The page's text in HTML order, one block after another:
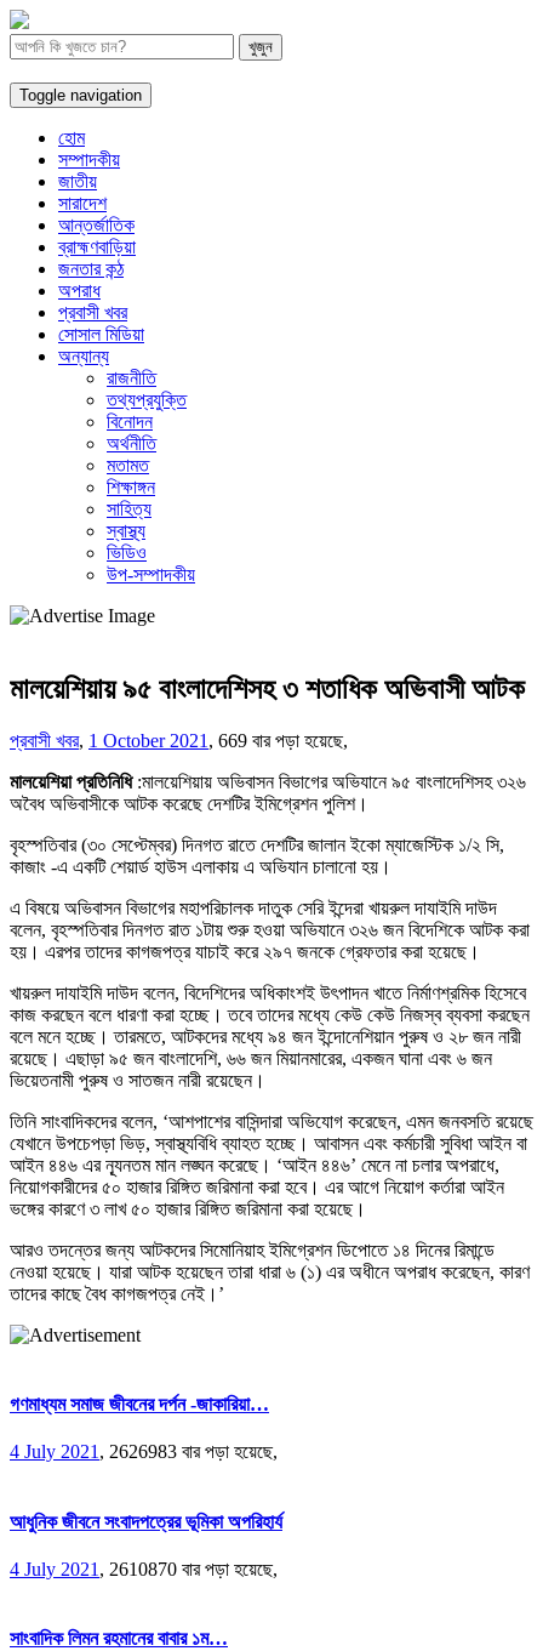
Toggle navigation
হোম
সম্পাদকীয়
জাতীয়
সারাদেশ
আন্তর্জাতিক
ব্রাহ্মণবাড়িয়া
জনতার কন্ঠ
অপরাধ
প্রবাসী খবর
সোসাল মিডিয়া
অন্যান্য
রাজনীতি
তথ্যপ্রযুক্তি
বিনোদন
অর্থনীতি
মতামত
শিক্ষাঙ্গন
সাহিত্য
স্বাস্থ্য
ভিডিও
উপ-সম্পাদকীয়
মালয়েশিয়ায় ৯৫ বাংলাদেশিসহ ৩ শতাধিক অভিবাসী আটক
প্রবাসী খবর, 1 October 2021 , 669 বার পড়া হয়েছে,
মালয়েশিয়া প্রতিনিধি:মালয়েশিয়ায় অভিবাসন বিভাগের অভিযানে ৯৫ বাংলাদেশিসহ ৩২৬
অবৈধ অভিবাসীকে আটক করেছে দেশটির ইমিগ্রেশন পুলিশ।
বৃহস্পতিবার (৩০ সেপ্টেম্বর) দিনগত রাতে দেশটির জালান ইকো ম্যাজেস্টিক ১/২ সি,
কাজাং -এ একটি শেয়ার্ড হাউস এলাকায় এ অভিযান চালানো হয়।
এ বিষয়ে অভিবাসন বিভাগের মহাপরিচালক দাতুক সেরি ইন্দেরা খায়রুল দাযাইমি দাউদ
বলেন, বৃহস্পতিবার দিনগত রাত ১টায় শুরু হওয়া অভিযানে ৩২৬ জন বিদেশিকে আটক করা
হয়। এরপর তাদের কাগজপত্র যাচাই করে ২৯৭ জনকে গ্রেফতার করা হয়েছে।
খায়রুল দাযাইমি দাউদ বলেন, বিদেশিদের অধিকাংশই উৎপাদন খাতে নির্মাণশ্রমিক হিসেবে
কাজ করছেন বলে ধারণা করা হচ্ছে। তবে তাদের মধ্যে কেউ কেউ নিজস্ব ব্যবসা করছেন
বলে মনে হচ্ছে। তারমতে, আটকদের মধ্যে ৯৪ জন ইন্দোনেশিয়ান পুরুষ ও ২৮ জন নারী
রয়েছে। এছাড়া ৯৫ জন বাংলাদেশি, ৬৬ জন মিয়ানমারের, একজন ঘানা এবং ৬ জন
ভিয়েতনামী পুরুষ ও সাতজন নারী রয়েছেন।
তিনি সাংবাদিকদের বলেন, ‘আশপাশের বাসিন্দারা অভিযোগ করেছেন, এমন জনবসতি রয়েছে
যেখানে উপচেপড়া ভিড়, স্বাস্থ্যবিধি ব্যাহত হচ্ছে। আবাসন এবং কর্মচারী সুবিধা আইন বা
আইন ৪৪৬ এর ন্যূনতম মান লঙ্ঘন করেছে। ‘আইন ৪৪৬’ মেনে না চলার অপরাধে,
নিয়োগকারীদের ৫০ হাজার রিঙ্গিত জরিমানা করা হবে। এর আগে নিয়োগ কর্তারা আইন
ভঙ্গের কারণে ৩ লাখ ৫০ হাজার রিঙ্গিত জরিমানা করা হয়েছে।
আরও তদন্তের জন্য আটকদের সিমোনিয়াহ ইমিগ্রেশন ডিপোতে ১৪ দিনের রিমান্ডে
নেওয়া হয়েছে। যারা আটক হয়েছেন তারা ধারা ৬ (১) এর অধীনে অপরাধ করেছেন, কারণ
তাদের কাছে বৈধ কাগজপত্র নেই।’
গণমাধ্যম সমাজ জীবনের দর্পন -জাকারিয়া…
4 July 2021 , 2626983 বার পড়া হয়েছে,
আধুনিক জীবনে সংবাদপত্রের ভূমিকা অপরিহার্য
4 July 2021 , 2610870 বার পড়া হয়েছে,
সাংবাদিক লিমন রহমানের বাবার ১ম…